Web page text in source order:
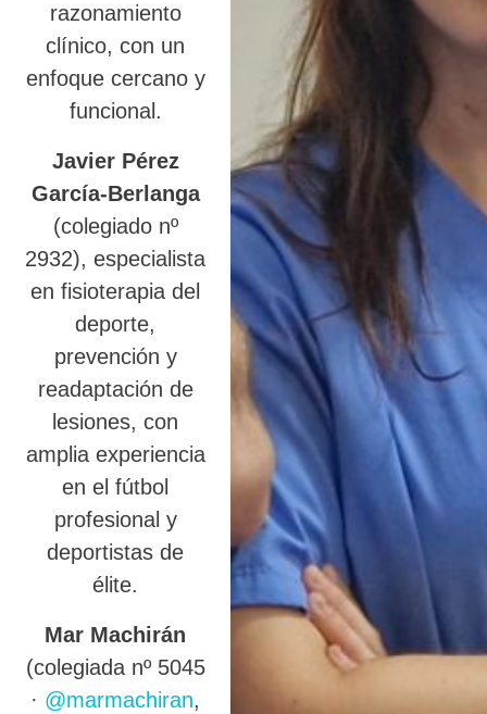
razonamiento
clínico, con un
enfoque cercano y
funcional.
Javier Pérez
García-Berlanga
(colegiado nº
2932), especialista
en fisioterapia del
deporte,
prevención y
readaptación de
lesiones, con
amplia experiencia
en el fútbol
profesional y
deportistas de
élite.
Mar Machirán
(colegiada nº 5045
· @marmachiran,